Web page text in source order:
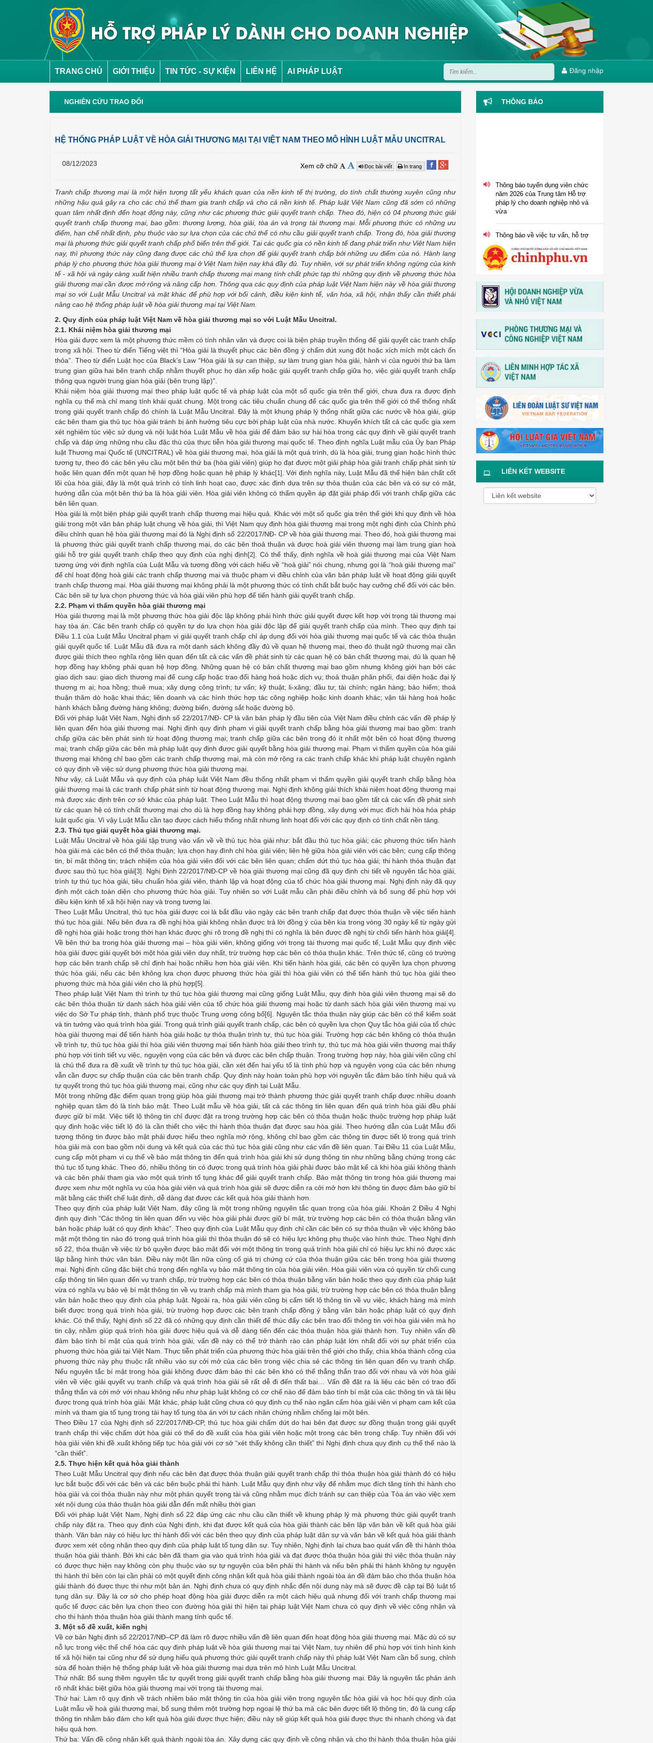
TRANG CHỦ GIỚI THIỆU TIN TỨC - SỰ KIỆN LIÊN HỆ AI PHÁP LUẬT Đăng nhập
NGHIÊN CỨU TRAO ĐỔI
HỆ THỐNG PHÁP LUẬT VỀ HÒA GIẢI THƯƠNG MẠI TẠI VIỆT NAM THEO MÔ HÌNH LUẬT MẪU UNCITRAL
08/12/2023 Xem cỡ chữ Đọc bài viết In trang
Tranh chấp thương mại là một hiện tượng tất yếu khách quan của nền kinh tế thị trường, do tính chất thường xuyên cũng như
những hậu quả gây ra cho các chủ thể tham gia tranh chấp và cho cả nền kinh tế. Pháp luật Việt Nam cũng đã sớm có những
quan tâm nhất định đến hoạt động này, cũng như các phương thức giải quyết tranh chấp. Theo đó, hiện có 04 phương thức giải
quyết tranh chấp thương mại, bao gồm: thương lượng, hòa giải, tòa án và trọng tài thương mại. Mỗi phương thức có những ưu
điểm, hạn chế nhất định, phụ thuộc vào sự lựa chọn của các chủ thể có nhu cầu giải quyết tranh chấp. Trong đó, hòa giải thương
mại là phương thức giải quyết tranh chấp phổ biến trên thế giới. Tại các quốc gia có nền kinh tế đang phát triển như Việt Nam hiện
nay, thì phương thức này cũng đang được các chủ thể lựa chọn để giải quyết tranh chấp bởi những ưu điểm của nó. Hành lang
pháp lý cho phương thức hòa giải thương mại ở Việt Nam hiện nay khá đầy đủ. Tuy nhiên, với sự phát triển không ngừng của kinh
tế - xã hội và ngày càng xuất hiện nhiều tranh chấp thương mại mang tính chất phức tạp thì những quy định về phương thức hòa
giải thương mại cần được mở rộng và nâng cấp hơn. Thông qua các quy định của pháp luật Việt Nam hiện này về hòa giải thương
mại so với Luật Mẫu Uncitral và mặt khác để phù hợp với bối cảnh, điều kiện kinh tế, văn hóa, xã hội, nhận thấy cần thiết phải
nâng cao hệ thống pháp luật về hòa giải thương mại tại Việt Nam.
2. Quy định của pháp luật Việt Nam về hòa giải thương mại so với Luật Mẫu Uncitral.
2.1. Khái niệm hòa giải thương mại
Hòa giải được xem là một phương thức mềm có tính nhân văn và được coi là biện pháp truyền thống để giải quyết các tranh chấp
trong xã hội. Theo từ điển Tiếng việt thì “Hòa giải là thuyết phục các bên đồng ý chấm dứt xung đột hoặc xích mích một cách ổn
thỏa”. Theo từ điển Luật học của Black’s Law “Hòa giải là sự can thiệp, sự làm trung gian hòa giải, hành vi của người thứ ba làm
trung gian giữa hai bên tranh chấp nhằm thuyết phục họ dàn xếp hoặc giải quyết tranh chấp giữa họ, việc giải quyết tranh chấp
thông qua người trung gian hòa giải (bên trung lập)”.
Khái niệm hòa giải thương mại theo pháp luật quốc tế và pháp luật của một số quốc gia trên thế giới, chưa đưa ra được định
nghĩa cụ thể mà chỉ mang tính khái quát chung. Một trong các tiêu chuẩn chung để các quốc gia trên thế giới có thể thống nhất
trong giải quyết tranh chấp đó chính là Luật Mẫu Uncitral. Đây là một khung pháp lý thống nhất giữa các nước về hòa giải, giúp
các bên tham gia thủ tục hòa giải tránh bị ảnh hưởng tiêu cực bởi pháp luật của nhà nước. Khuyến khích tất cả các quốc gia xem
xét nghiêm túc việc sử dụng và nội luật hóa Luật Mẫu về hòa giải để đảm bảo sự hài hòa trong các quy định về giải quyết tranh
chấp và đáp ứng những nhu cầu đặc thù của thực tiễn hòa giải thương mại quốc tế. Theo định nghĩa Luật mẫu của Ủy ban Pháp
luật Thương mại Quốc tế (UNCITRAL) về hòa giải thương mại, hòa giải là một quá trình, dù là hòa giải, trung gian hoặc hình thức
tương tự, theo đó các bên yêu cầu một bên thứ ba (hòa giải viên) giúp họ đạt được một giải pháp hòa giải tranh chấp phát sinh từ
hoặc liên quan đến một quan hệ hợp đồng hoặc quan hệ pháp lý khác[1]
. Với định nghĩa này, Luật Mẫu đã thể hiện bản chất cốt
lõi của hòa giải, đây là một quá trình có tính linh hoạt cao, được xác định dựa trên sự thỏa thuận của các bên và có sự có mặt,
hướng dẫn của một bên thứ ba là hòa giải viên. Hòa giải viên không có thẩm quyền áp đặt giải pháp đối với tranh chấp giữa các
bên liên quan.
Hòa giải là một biện pháp giải quyết tranh chấp thương mại hiệu quả. Khác với một số quốc gia trên thế giới khi quy định về hòa
giải trong một văn bản pháp luật chung về hòa giải, thì Việt Nam quy định hòa giải thương mại trong một nghị định của Chính phủ
điều chỉnh quan hệ hòa giải thương mại đó là Nghị định số 22/2017/NĐ- CP về hòa giải thương mại. Theo đó, hoà giải thương mại
là phương thức giải quyết tranh chấp thương mại, do các bên thoả thuận và được hoà giải viên thương mại làm trung gian hoà
giải hỗ trợ giải quyết tranh chấp theo quy định của nghị định [2]
. Có thể thấy, định nghĩa về hoà giải thương mại của Việt Nam
tương ứng với định nghĩa của Luật Mẫu và tương đồng với cách hiểu về “hoà giải” nói chung, nhưng gọi là “hoà giải thương mại”
để chỉ hoạt động hoà giải các tranh chấp thương mại và thuộc phạm vi điều chỉnh của văn bản pháp luật về hoạt động giải quyết
tranh chấp thương mại. Hòa giải thương mại không phải là một phương thức có tính chất bắt buộc hay cưỡng chế đối với các bên.
Các bên sẽ tự lựa chọn phương thức và hòa giải viên phù hợp để tiến hành giải quyết tranh chấp.
2.2. Phạm vi thẩm quyền hòa giải thương mại
Hòa giải thương mại là một phương thức hòa giải độc lập không phải hình thức giải quyết được kết hợp với trọng tài thương mại
hay tòa án. Các bên tranh chấp có quyền tự do lựa chọn hòa giải độc lập để giải quyết tranh chấp của mình. Theo quy định tại
Điều 1.1 của Luật Mẫu Uncitral phạm vi giải quyết tranh chấp chỉ áp dụng đối với hòa giải thương mại quốc tế và các thỏa thuận
giải quyết quốc tế. Luật Mẫu đã đưa ra một danh sách không đầy đủ về quan hệ thương mại, theo đó thuật ngữ thương mại cần
được giải thích theo nghĩa rộng liên quan đến tất cả các vấn đề phát sinh từ các quan hệ có bản chất thương mại, dù là quan hệ
hợp đồng hay không phải quan hệ hợp đồng. Những quan hệ có bản chất thương mại bao gồm nhưng không giới hạn bởi các
giao dịch sau: giao dịch thương mại để cung cấp hoặc trao đổi hàng hoá hoặc dịch vụ; thoả thuận phân phối, đại diện hoặc đại lý
thương m ại; hoa hồng; thuê mua; xây dựng công trình; tư vấn; kỹ thuật; li-xăng; đầu tư; tài chính; ngân hàng; bảo hiểm; thoả
thuận thăm dò hoặc khai thác; liên doanh và các hình thức hợp tác công nghiệp hoặc kinh doanh khác; vận tải hàng hoá hoặc
hành khách bằng đường hàng không; đường biển, đường sắt hoặc đường bộ.
Đối với pháp luật Việt Nam, Nghị định số 22/2017/NĐ- CP là văn bản pháp lý đầu tiên của Việt Nam điều chỉnh các vấn đề pháp lý
liên quan đến hòa giải thương mại. Nghị định quy định phạm vi giải quyết tranh chấp bằng hòa giải thương mại bao gồm: tranh
chấp giữa các bên phát sinh từ hoạt động thương mại; tranh chấp giữa các bên trong đó ít nhất một bên có hoạt động thương
mại; tranh chấp giữa các bên mà pháp luật quy định được giải quyết bằng hòa giải thương mại. Phạm vi thẩm quyền của hòa giải
thương mại không chỉ bao gồm các tranh chấp thương mại, mà còn mở rộng ra các tranh chấp khác khi pháp luật chuyên ngành
có quy định về việc sử dụng phương thức hòa giải thương mại.
Như vậy, cả Luật Mẫu và quy định của pháp luật Việt Nam đều thống nhất phạm vi thẩm quyền giải quyết tranh chấp bằng hòa
giải thương mại là các tranh chấp phát sinh từ hoạt động thương mại. Nghị định không giải thích khái niệm hoạt động thương mại
mà được xác định trên cơ sở khác của pháp luật. Theo Luật Mẫu thì hoạt động thương mại bao gồm tất cả các vấn đề phát sinh
từ các quan hệ có tính chất thương mại cho dù là hợp đồng hay không phải hợp đồng, xây dựng với mục đích hài hòa hóa pháp
luật quốc gia. Vì vậy Luật Mẫu cần tạo được cách hiểu thống nhất nhưng linh hoạt đối với các quy định có tính chất nền tảng.
2.3. Thủ tục giải quyết hòa giải thương mại.
Luật Mẫu Uncitral về hòa giải tập trung vào vấn về về thủ tục hòa giải như: bắt đầu thủ tục hòa giải; các phương thức tiến hành
hòa giải mà các bên có thể thỏa thuận; lựa chọn hay đình chỉ hòa giải viên; liên hệ giữa hòa giải viên với các bên; cung cấp thông
tin, bí mật thông tin; trách nhiệm của hòa giải viên đối với các bên liên quan; chấm dứt thủ tục hòa giải; thi hành thỏa thuận đạt
được sau thủ tục hòa giải[3]
. Nghị Định 22/2017/NĐ-CP về hòa giải thương mại cũng đã quy định chi tiết về nguyên tắc hòa giải,
trình tự thủ tục hòa giải, tiêu chuẩn hòa giải viên, thành lập và hoạt động của tổ chức hòa giải thương mại. Nghị định này đã quy
định một cách toàn diện cho phương thức hòa giải. Tuy nhiên so với Luật mẫu cần phải điều chỉnh và bổ sung để phù hợp với
điều kiện kinh tế xã hội hiện nay và trong tương lai.
Theo Luật Mẫu Uncitral, thủ tục hòa giải được coi là bắt đầu vào ngày các bên tranh chấp đạt được thỏa thuận về việc tiến hành
thủ tục hòa giải. Nếu bên đưa ra đề nghị hòa giải không nhận được trả lời đồng ý của bên kia trong vòng 30 ngày kể từ ngày gửi
đề nghị hòa giải hoặc trong thời hạn khác được ghi rõ trong đề nghị thì có nghĩa là bên được đề nghị từ chối tiến hành hòa giải[4]
Về bên thứ ba trong hòa giải thương mại – hòa giải viên, không giống với trọng tài thương mại quốc tế, Luật Mẫu quy định việc
hòa giải được giải quyết bởi một hòa giải viên duy nhất, trừ trường hợp các bên có thỏa thuận khác. Trên thức tế, cũng có trường
hợp các bên tranh chấp sẽ chỉ định hai hoặc nhiều hơn hòa giải viên. Khi tiến hành hòa giải, các bên có quyền lựa chọn phương
thức hòa giải, nếu các bên không lựa chọn được phương thức hòa giải thì hòa giải viên có thể tiến hành thủ tục hòa giải theo
phương thức mà hòa giải viên cho là phù hợp[5]
Theo pháp luật Việt Nam thì trình tự thủ tục hòa giải thương mại cũng giống Luật Mẫu, quy định hòa giải viên thương mại sẽ do
các bên thỏa thuận từ danh sách hòa giải viên của tổ chức hòa giải thương mại hoặc từ danh sách hòa giải viên thương mại vụ
việc do Sở Tư pháp tỉnh, thành phố trực thuộc Trung ương công bố[6]
. Nguyên tắc thỏa thuận này giúp các bên có thể kiểm soát
và tin tưởng vào quá trình hòa giải. Trong quá trình giải quyết tranh chấp, các bên có quyền lựa chọn Quy tắc hòa giải của tổ chức
hòa giải thương mại để tiến hành hòa giải hoặc tự thỏa thuận trình tự, thủ tục hòa giải. Trường hợp các bên không có thỏa thuận
về trình tự, thủ tục hòa giải thì hòa giải viên thương mại tiến hành hòa giải theo trình tự, thủ tục mà hòa giải viên thương mại thấy
phù hợp với tình tiết vụ việc, nguyện vọng của các bên và được các bên chấp thuận. Trong trường hợp này, hòa giải viên cũng chỉ
là chủ thể đưa ra đề xuất về trình tự thủ tục hòa giải, cần xét đến hai yếu tố là tính phù hợp và nguyện vọng của các bên nhưng
vẫn cần được sự chấp thuận của các bên tranh chấp. Quy định này hoàn toàn phù hợp với nguyên tắc đảm bảo tính hiệu quả và
tự quyết trong thủ tục hòa giải thương mại, cũng như các quy định tại Luật Mẫu.
Một trong những đặc điểm quan trọng giúp hòa giải thương mại trở thành phương thức giải quyết tranh chấp được nhiều doanh
nghiệp quan tâm đó là tính bảo mật. Theo Luật mẫu về hòa giải, tất cả các thông tin liên quan đến quá trình hòa giải đều phải
được giữ bí mật. Việc tiết lộ thông tin chỉ được đặt ra trong trường hợp các bên có thỏa thuận hoặc thuộc trường hợp pháp luật
quy định hoặc việc tiết lộ đó là cần thiết cho việc thi hành thỏa thuận đạt được sau hòa giải. Theo hướng dẫn của Luật Mẫu đối
tượng thông tin được bảo mật phải được hiểu theo nghĩa mở rộng, không chỉ bao gồm các thông tin được tiết lộ trong quá trình
hòa giải mà con bao gồm nội dung và kết quả của các thủ tục hòa giải cũng như các vấn đề liên quan. Tại Điều 11 của Luật Mẫu,
cung cấp một phạm vi cụ thể về bảo mật thông tin đến quá trình hòa giải khi sử dụng thông tin như những bằng chứng trong các
thủ tục tố tụng khác. Theo đó, nhiều thông tin có được trong quá trình hòa giải phải được bảo mật kể cả khi hòa giải không thành
và các bên phải tham gia vào một quá trình tố tụng khác để giải quyết tranh chấp. Bảo mật thông tin trong hòa giải thương mại
được xem như một nghĩa vụ của hòa giải viên và quá trình hòa giải sẽ được diễn ra cởi mở hơn khi thông tin được đảm bảo giữ bí
mật bằng các thiết chế luật định, dễ dàng đạt được các kết quả hòa giải thành hơn.
Theo quy định của pháp luật Việt Nam, đây cũng là một trong những nguyên tắc quan trọng của hòa giải. Khoản 2 Điều 4 Nghị
định quy đinh “Các thông tin liên quan đến vụ việc hòa giải phải được giữ bí mật, trừ trường hợp các bên có thỏa thuận bằng văn
bản hoặc pháp luật có quy định khác”. Theo quy định của Luật Mẫu quy định chỉ cần các bên có sự thỏa thuận về việc không bảo
mật một thông tin nào đó trong quá trình hòa giải thì thỏa thuận đó sẽ có hiệu lực không phụ thuộc vào hình thức. Theo Nghị định
số 22, thỏa thuận về việc từ bỏ quyền được bảo mật đối với một thông tin trong quá trình hòa giải chỉ có hiệu lực khi nó được xác
lập bằng hình thức văn bản. Điều này một lần nữa củng cố giá trị chứng cứ của thỏa thuận giữa các bên trong hòa giải thương
mại. Nghị định cũng đặc biệt chú trọng đến nghĩa vụ bảo mật thông tin của hòa giải viên. Hòa giải viên vừa có quyền từ chối cung
cấp thông tin liên quan đến vụ tranh chấp, trừ trường hợp các bên có thỏa thuận bằng văn bản hoặc theo quy định của pháp luật
vừa có nghĩa vụ bảo vệ bí mật thông tin về vụ tranh chấp mà mình tham gia hòa giải, trừ trường hợp các bên có thỏa thuận bằng
văn bản hoặc theo quy định của pháp luật. Ngoài ra, hòa giải viên cũng bị cấm tiết lộ thông tin về vụ việc, khách hàng mà mình
biết được trong quá trình hòa giải, trừ trường hợp được các bên tranh chấp đồng ý bằng văn bản hoặc pháp luật có quy định
khác. Có thể thấy, Nghị định số 22 đã có những quy định cần thiết để thúc đẩy các bên trao đổi thông tin với hòa giải viên mà họ
tin cậy, nhằm giúp quá trình hòa giải được hiệu quả và dễ dàng tiến đến các thỏa thuận hòa giải thành hơn. Tuy nhiên vấn đề
đảm bảo tính bí mật của quá trình hòa giải, vấn đề này có thể trở thành rào cản pháp luật lớn nhất đối với sự phát triển của
phương thức hòa giải tại Việt Nam. Thực tiễn phát triển của phương thức hòa giải trên thế giới cho thấy, chìa khóa thành công của
phương thức này phụ thuộc rất nhiều vào sự cởi mở của các bên trong việc chia sẻ các thông tin liên quan đến vụ tranh chấp.
Nếu nguyên tắc bí mật trong hòa giải không được đảm bảo thì các bên khó có thể thẳng thắn trao đổi với nhau và với hòa giải
viên về việc giải quyết vụ tranh chấp và quá trình hòa giải sẽ rất dễ đi đến thất bại… Vấn đề đặt ra là liệu các bên có trao đổi
thẳng thắn và cởi mở với nhau không nếu như pháp luật không có cơ chế nào để đảm bảo tính bí mật của các thông tin và tài liệu
được trong quá trình hòa giải. Mặt khác, pháp luật cũng chưa có quy định cụ thể nào ngăn cấm hòa giải viên vi phạm cam kết của
mình và tham gia tố tụng trọng tài hay tố tụng tòa án với tư cách nhân chứng nhằm chống lại một bên.
Theo Điều 17 của Nghị định số 22/2017/NĐ-CP, thủ tục hòa giải chấm dứt do hai bên đạt được sự đồng thuận trong giải quyết
tranh chấp thì việc chấm dứt hòa giải có thể do đề xuất của hòa giải viên hoặc một trong các bên trong chấp. Tuy nhiên đối với
hòa giải viên khi đề xuất không tiếp tục hòa giải với cơ sở “xét thấy không cần thiết” thì Nghị định chưa quy định cụ thể thế nào là
“cần thiết”.
2.5. Thực hiện kết quả hòa giải thành
Theo Luật Mẫu Uncitral quy định nếu các bên đạt được thỏa thuận giải quyết tranh chấp thì thỏa thuận hòa giải thành đó có hiệu
lực bắt buộc đối với các bên và các bên buộc phải thi hành. Luật Mẫu quy định như vậy để nhằm mục đích tăng tính thi hành cho
hòa giải và coi thỏa thuận này như một phán quyết trọng tài và cũng nhằm mục đích tránh sự can thiệp của Tòa án vào việc xem
xét nội dung của thảo thuận hòa giải dẫn đến mất nhiều thời gian
Đối với pháp luật Việt Nam, Nghị đinh số 22 đáp ứng các nhu cầu cần thiết về khung pháp lý mà phương thức giải quyết tranh
chấp này đặt ra. Theo quy định của Nghị định, khi đạt được kết quả của hòa giải thành các bên lập văn bản về kết quả hòa giải
thành. Văn bản này có hiệu lực thi hành đối với các bên theo quy định của pháp luật dân sự và văn bản về kết quả hòa giải thành
được xem xét công nhận theo quy định của pháp luật tố tụng dân sự. Tuy nhiên, Nghị định lại chưa bao quát vấn đề thi hành thỏa
thuận hòa giải thành. Bởi khi các bên đã tham gia vào quá trình hòa giải và đạt được thỏa thuận hòa giải thì việc thỏa thuận này
có được thực hiện nay không còn phụ thuộc vào sự tự nguyện của bên phải thi hành và nếu bên phải thi hành không tự nguyện
thi hành thì bên còn lại cần phải có một quyết định công nhận kết quả hòa giải thành ngoài tòa án đề đảm bảo cho thỏa thuận hòa
giải thành đó được thực thi như một bản án. Nghị định chưa có quy định nhắc đến nội dung này mà sẽ được đề cập tại Bộ luật tố
tụng dân sự. Đây là cơ sở cho phép hoạt động hòa giải được diễn ra một cách hiệu quả nhưng đối với tranh chấp thương mại
quốc tế được các bên lựa chọn theo con đường hòa giải thì hiện tại pháp luật Việt Nam chưa có quy định về việc công nhận và
cho thi hành thỏa thuận hòa giải thành mang tính quốc tế.
3. Một số đề xuất, kiến nghị
Về cơ bản Nghị định số 22/2017/NĐ–CP đã làm rõ được nhiều vấn đề liên quan đến hoạt động hòa giải thương mại. Mặc dù có sự
nỗ lực trong việc thể chế hóa các quy định pháp luật về hòa giải thương mại tại Việt Nam, tuy nhiên để phù hợp với tình hình kinh
tế xã hội hiện tại cũng như để sử dụng hiểu quả phương thức giải quyết tranh chấp này thì pháp luật Việt Nam cần bổ sung, chỉnh
sửa để hoàn thiện hệ thống pháp luật về hòa giải thương mại dựa trên mô hình Luật Mẫu Uncitral.
Thứ nhất: Bổ sung thêm nguyên tắc tự quyết trong giải quyết tranh chấp bằng hòa giải thương mại. Đây là nguyên tắc phản ánh
rõ nhất khác biệt giữa hòa giải thương mại với trọng tài thương mại.
Thứ hai: Làm rõ quy định về trách nhiệm bảo mật thông tin của hòa giải viên trong nguyên tắc hòa giải và học hỏi quy định của
Luật mẫu về hoà giải thương mại, bổ sung thêm một trường hợp ngoại lệ thứ ba mà các bên được tiết lộ thông tin, đó là cung cấp
thông tin nhằm bảo đảm cho kết quả hòa giải được thực hiện; điều này sẽ giúp kết quả hòa giải được thực thi nhanh chóng và đạt
hiệu quả hơn.
Thứ ba: Vấn đề công nhận kết quả thành ngoài tòa án. Xây dựng các quy định về công nhận và cho thi hành thỏa thuận hòa giải
THÔNG BÁO
năm 2026 của Trung tâm Hỗ trợ
pháp lý cho doanh nghiệp nhỏ và
vừa
Thông báo về việc tư vấn, hỗ trợ
pháp lý đối với Công ty CP Xi
Thông báo về việc nghỉ lễ Giỗ tổ
30/4 và ngày Quốc tế Lao động
01/5 năm 2026
vấn, hỗ trợ pháp lý cho phụ nữ
khởi nghiệp, phát triển kinh
doanh" vào ngày 30/3/2026
V/v thông tin và đề nghị phối
hợp triển khai hoạt động của
Trung tâm Hỗ trợ pháp lý cho
LIÊN KẾT WEBSITE